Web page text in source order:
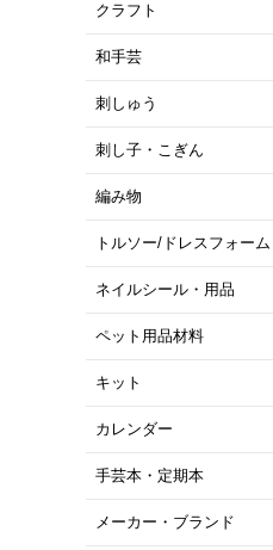
クラフト
和手芸
刺しゅう
刺し子・こぎん
編み物
トルソー/ドレスフォーム
ネイルシール・用品
ペット用品材料
キット
カレンダー
手芸本・定期本
メーカー・ブランド